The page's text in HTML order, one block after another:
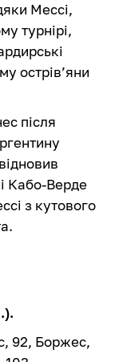
Мессі,
турнірі,
острів’яни
після
Кабо-Верде
з кутового
92, Боржес,